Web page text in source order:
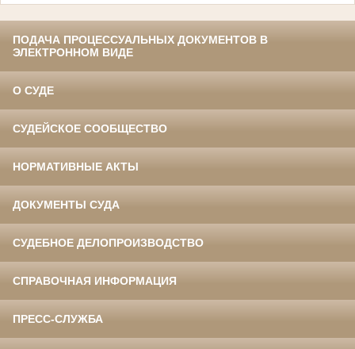
ПОДАЧА ПРОЦЕССУАЛЬНЫХ ДОКУМЕНТОВ В
ЭЛЕКТРОННОМ ВИДЕ
О СУДЕ
СУДЕЙСКОЕ СООБЩЕСТВО
НОРМАТИВНЫЕ АКТЫ
ДОКУМЕНТЫ СУДА
СУДЕБНОЕ ДЕЛОПРОИЗВОДСТВО
СПРАВОЧНАЯ ИНФОРМАЦИЯ
ПРЕСС-СЛУЖБА